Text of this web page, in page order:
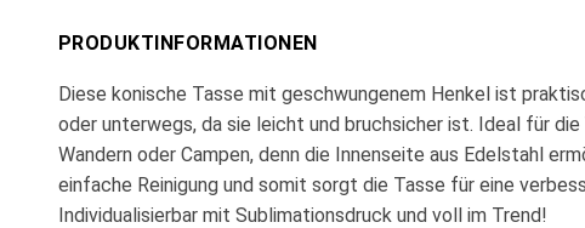
PRODUKTINFORMATIONEN
Diese konische Tasse mit geschwungenem Henkel ist
oder unterwegs, da sie leicht und bruchsicher ist. Ideal für die
Wandern oder Campen, denn die Innenseite aus Edelstahl
einfache Reinigung und somit sorgt die Tasse für eine
Individualisierbar mit Sublimationsdruck und voll im Trend!